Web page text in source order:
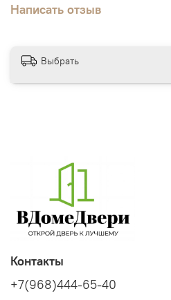
Написать отзыв
Выбрать
Контакты
+7(968)444-65-40